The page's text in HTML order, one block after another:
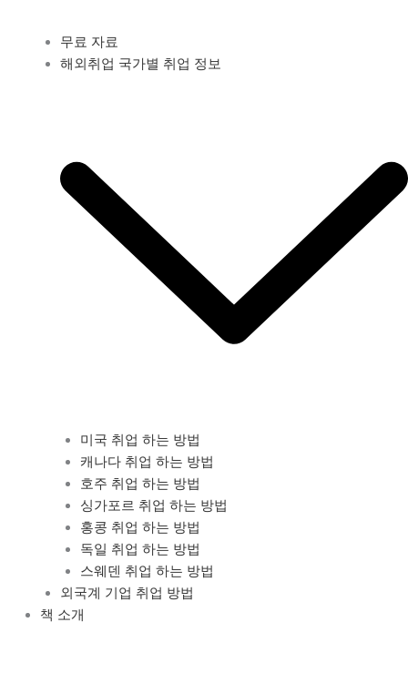
무료 자료
해외취업 국가별 취업 정보
미국 취업 하는 방법
캐나다 취업 하는 방법
호주 취업 하는 방법
싱가포르 취업 하는 방법
홍콩 취업 하는 방법
독일 취업 하는 방법
스웨덴 취업 하는 방법
외국계 기업 취업 방법
책 소개